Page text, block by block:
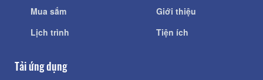
Mua sắm
Lịch trình
Giới thiệu
Tiện ích
Tải ứng dụng